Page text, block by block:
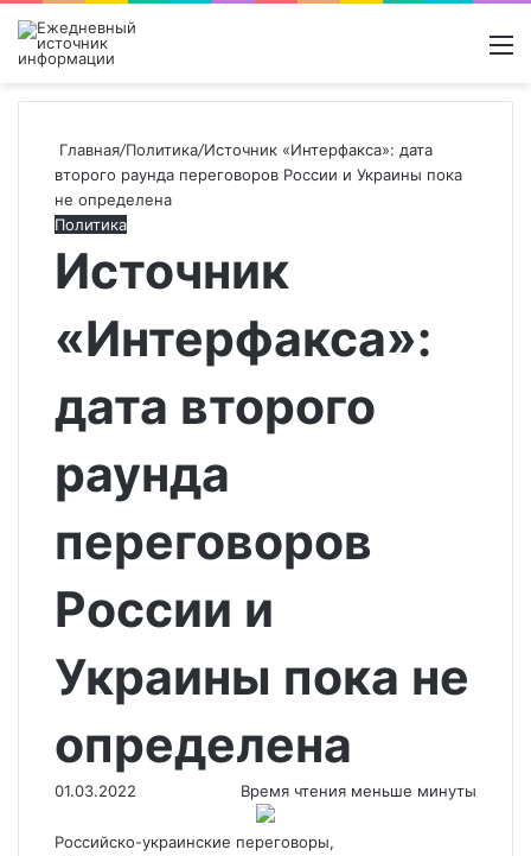
Поиск
Switch
Главная/Политика/Источник «Интерфакса»: дата
второго раунда переговоров России и Украины пока
не определена
Политика
Источник
«Интерфакса»:
дата второго
раунда
переговоров
России и
Украины пока не
определена
01.03.2022 Время чтения меньше минуты
Российско-украинские переговоры,